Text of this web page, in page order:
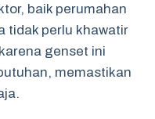
baik perumahan
tidak perlu khawatir
genset ini
memastikan